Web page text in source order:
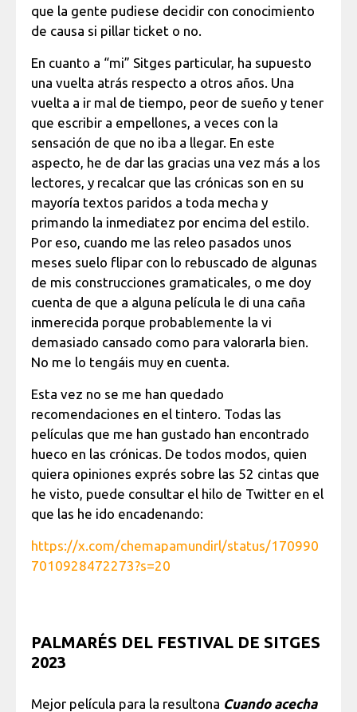
que la gente pudiese decidir con conocimiento
de causa si pillar ticket o no.
En cuanto a “mi” Sitges particular, ha supuesto
una vuelta atrás respecto a otros años. Una
vuelta a ir mal de tiempo, peor de sueño y tener
que escribir a empellones, a veces con la
sensación de que no iba a llegar. En este
aspecto, he de dar las gracias una vez más a los
lectores, y recalcar que las crónicas son en su
mayoría textos paridos a toda mecha y
primando la inmediatez por encima del estilo.
Por eso, cuando me las releo pasados unos
meses suelo flipar con lo rebuscado de algunas
de mis construcciones gramaticales, o me doy
cuenta de que a alguna película le di una caña
inmerecida porque probablemente la vi
demasiado cansado como para valorarla bien.
No me lo tengáis muy en cuenta.
Esta vez no se me han quedado
recomendaciones en el tintero. Todas las
películas que me han gustado han encontrado
hueco en las crónicas. De todos modos, quien
quiera opiniones exprés sobre las 52 cintas que
he visto, puede consultar el hilo de Twitter en el
que las he ido encadenando:
https://x.com/chemapamundirl/status/170990
7010928472273?s=20
PALMARÉS DEL FESTIVAL DE SITGES
2023
Mejor película para la resultona Cuando acecha